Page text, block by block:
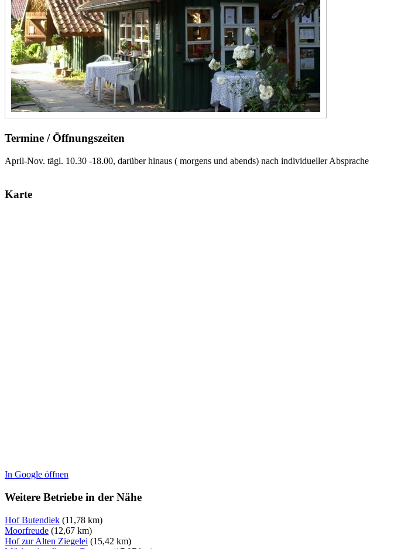
Termine / Öffnungszeiten
April-Nov. tägl. 10.30 -18.00, darüber hinaus ( morgens und abends) nach individueller Absprache
Karte
In Google öffnen
Weitere Betriebe in der Nähe
Hof Butendiek (11,78 km)
Moorfreude (12,67 km)
Hof zur Alten Ziegelei (15,42 km)